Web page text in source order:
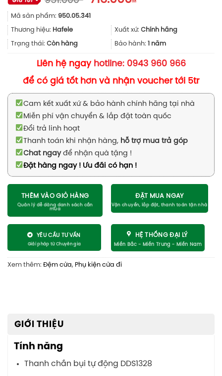
gốc
là:
951.000₫.là:
713.000₫.
Mã sản phẩm: 950.05.341
Thương hiệu: Hafele Xuất xứ: Chính hãng
Trạng thái: Còn hàng Bảo hành: 1 năm
Liên hệ ngay hotline: 0943 960 966
để có giá tốt hơn và nhận voucher tới 5tr
Cam kết xuất xứ & bảo hành chính hãng tại nhà
Miễn phí vận chuyển & lắp đặt toàn quốc
Đổi trả linh hoạt
Thanh toán khi nhận hàng, hỗ trợ mua trả góp
Chat ngayđể nhận quà tặng !
Đặt hàng ngay ! Ưu đãi có hạn !
THÊM VÀO GIỎ HÀNG ĐẶT MUA NGAY
YÊU CẦU TƯ VẤN HỆ THỐNG ĐẠI LÝ
Xem thêm: Đệm cửa, Phụ kiện cửa đi
GIỚI THIỆU
Tính năng
Thanh chắn bụi tự động DDS1328